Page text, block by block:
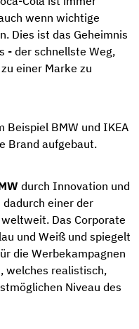
wenn wichtige
Dies ist das Geheimnis
- der schnellste Weg,
einer Marke zu
Beispiel BMW und IKEA
Brand aufgebaut.
durch Innovation und
einer der
Das Corporate
und Weiß und spiegelt
die Werbekampagnen
welches realistisch,
Niveau des